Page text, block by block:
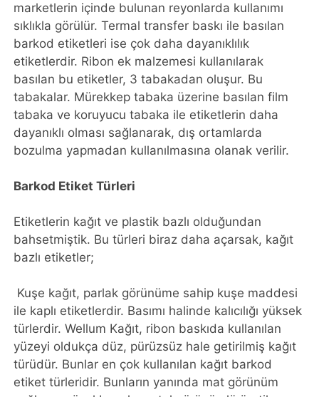
marketlerin içinde bulunan reyonlarda kullanımı
sıklıkla görülür. Termal transfer baskı ile basılan
barkod etiketleri ise çok daha dayanıklılık
etiketlerdir. Ribon ek malzemesi kullanılarak
basılan bu etiketler, 3 tabakadan oluşur. Bu
tabakalar. Mürekkep tabaka üzerine basılan film
tabaka ve koruyucu tabaka ile etiketlerin daha
dayanıklı olması sağlanarak, dış ortamlarda
bozulma yapmadan kullanılmasına olanak verilir.
Barkod Etiket Türleri
Etiketlerin kağıt ve plastik bazlı olduğundan
bahsetmiştik. Bu türleri biraz daha açarsak, kağıt
bazlı etiketler;
Kuşe kağıt, parlak görünüme sahip kuşe maddesi
ile kaplı etiketlerdir. Basımı halinde kalıcılığı yüksek
türlerdir. Wellum Kağıt, ribon baskıda kullanılan
yüzeyi oldukça düz, pürüzsüz hale getirilmiş kağıt
türüdür. Bunlar en çok kullanılan kağıt barkod
etiket türleridir. Bunların yanında mat görünüm